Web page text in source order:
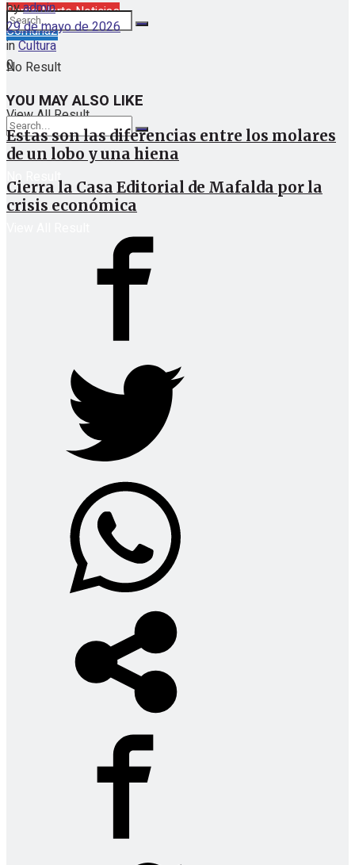
Barrio Norte Noticias
Comuna2
No Result
View All Result
No Result
byadmin
29 de mayo de 2026
inCultura
0
YOU MAY ALSO LIKE
Estas son las diferencias entre los molares
de un lobo y una hiena
Cierra la Casa Editorial de Mafalda por la
crisis económica